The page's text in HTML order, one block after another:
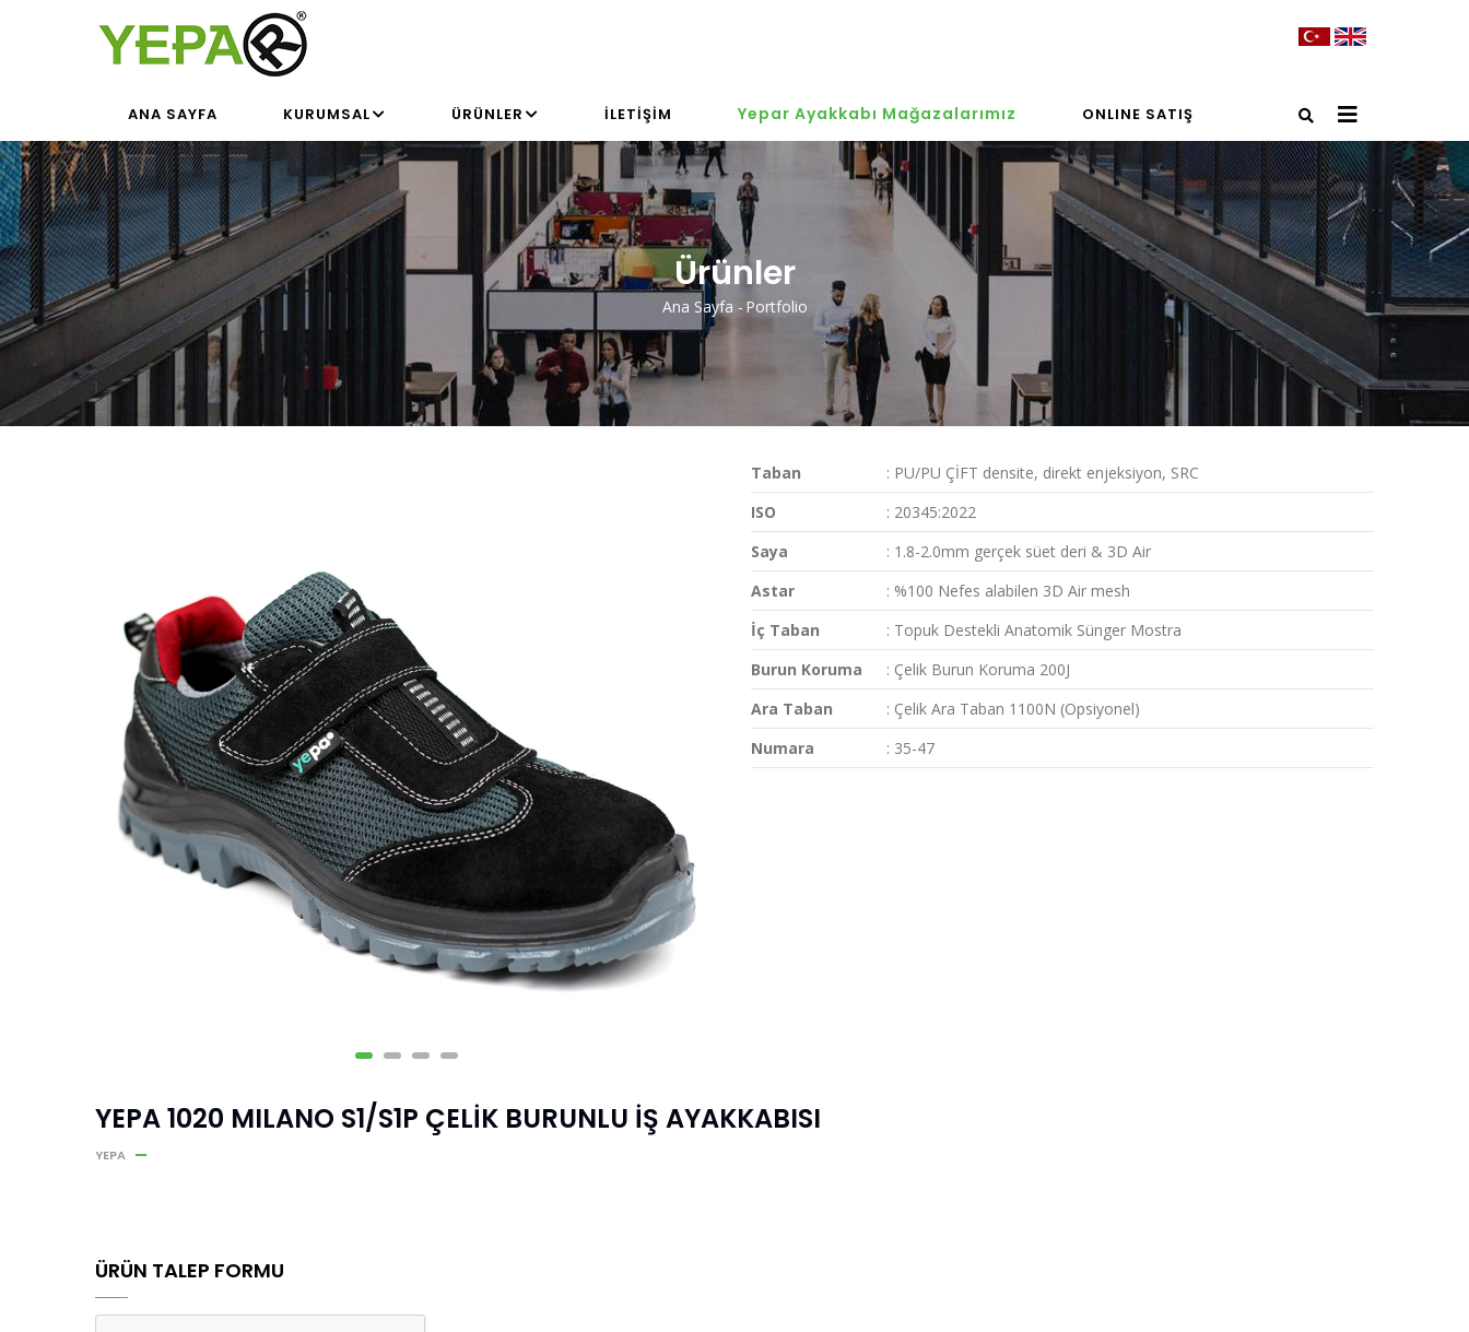
NAVIGATION
ANA SAYFA KURUMSAL ÜRÜNLER İLETIŞIM Yepar Ayakkabı Mağazalarımız ONLINE SATIŞ
Ürünler
Sayfa
Yolu
Ana Sayfa - Portfolio
Taban
: PU/PU ÇİFT densite, direkt enjeksiyon, SRC
ISO
: 20345:2022
Saya
: 1.8-2.0mm gerçek süet deri & 3D Air
Astar
: %100 Nefes alabilen 3D Air mesh
İç Taban
: Topuk Destekli Anatomik Sünger Mostra
Burun Koruma
: Çelik Burun Koruma 200J
Ara Taban
: Çelik Ara Taban 1100N (Opsiyonel)
Numara
: 35-47
YEPA 1020 MILANO S1/S1P ÇELİK BURUNLU İŞ AYAKKABISI
YEPA
ÜRÜN TALEP FORMU